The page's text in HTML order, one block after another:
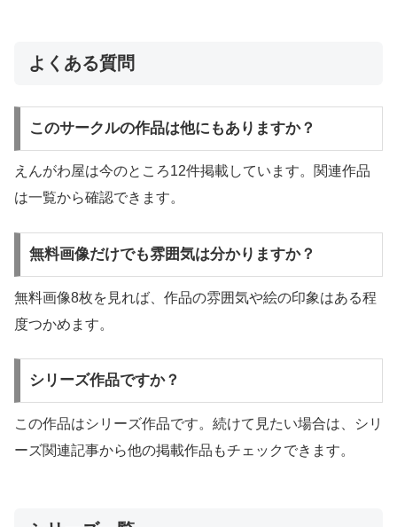
よくある質問
このサークルの作品は他にもありますか？
えんがわ屋は今のところ12件掲載しています。関連作品
は一覧から確認できます。
無料画像だけでも雰囲気は分かりますか？
無料画像8枚を見れば、作品の雰囲気や絵の印象はある程
度つかめます。
シリーズ作品ですか？
この作品はシリーズ作品です。続けて見たい場合は、シリ
ーズ関連記事から他の掲載作品もチェックできます。